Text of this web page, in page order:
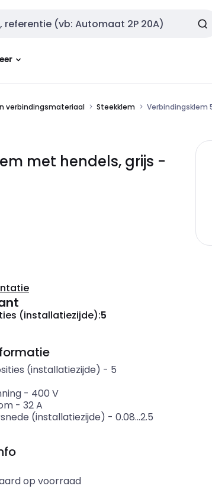
verbindingsmateriaal Steekklem Verbindingsklem
met hendels, grijs -
(installatiezijde):5
(installatiezijde) - 5
- 400 V
- 32A
(installatiezijde) - 0.08...2.5
op voorraad